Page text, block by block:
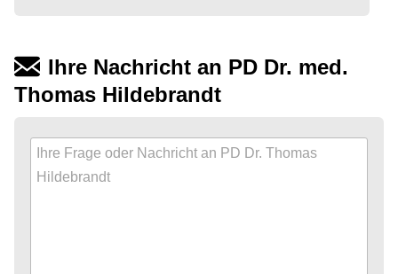
Ihre Nachricht an PD Dr. med.
Thomas Hildebrandt